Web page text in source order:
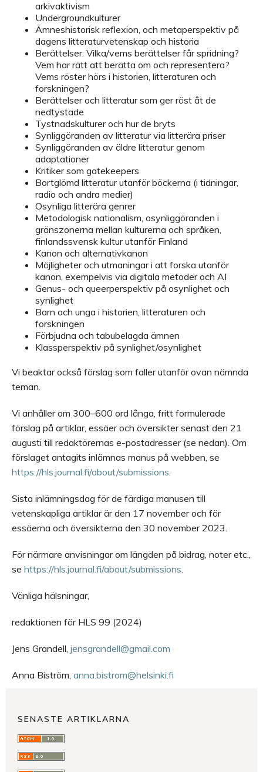
arkivaktivism
Undergroundkulturer
Ämneshistorisk reflexion, och metaperspektiv på
dagens litteraturvetenskap och historia
Berättelser: Vilka/vems berättelser får spridning?
Vem har rätt att berätta om och representera?
Vems röster hörs i historien, litteraturen och
forskningen?
Berättelser och litteratur som ger röst åt de
nedtystade
Tystnadskulturer och hur de bryts
Synliggöranden av litteratur via litterära priser
Synliggöranden av äldre litteratur genom
adaptationer
Kritiker som gatekeepers
Bortglömd litteratur utanför böckerna (i tidningar,
radio och andra medier)
Osynliga litterära genrer
Metodologisk nationalism, osynliggöranden i
gränszonerna mellan kulturerna och språken,
finlandssvensk kultur utanför Finland
Kanon och alternativkanon
Möjligheter och utmaningar i att forska utanför
kanon, exempelvis via digitala metoder och AI
Genus- och queerperspektiv på osynlighet och
synlighet
Barn och unga i historien, litteraturen och
forskningen
Förbjudna och tabubelagda ämnen
Klassperspektiv på synlighet/osynlighet
Vi beaktar också förslag som faller utanför ovan nämnda
teman.
Vi anhåller om 300–600 ord långa, fritt formulerade
förslag på artiklar, essäer och översikter senast den 21
augusti till redaktörernas e-postadresser (se nedan). Om
förslaget antagits inlämnas manus på webben, se
https://hls.journal.fi/about/submissions.
Sista inlämningsdag för de färdiga manusen till
vetenskapliga artiklar är den 17 november och för
essäerna och översikterna den 30 november 2023.
För närmare anvisningar om längden på bidrag, noter etc.,
se https://hls.journal.fi/about/submissions.
Vänliga hälsningar,
redaktionen för HLS 99 (2024)
Jens Grandell, jensgrandell@gmail.com
Anna Biström, anna.bistrom@helsinki.fi
SENASTE ARTIKLARNA